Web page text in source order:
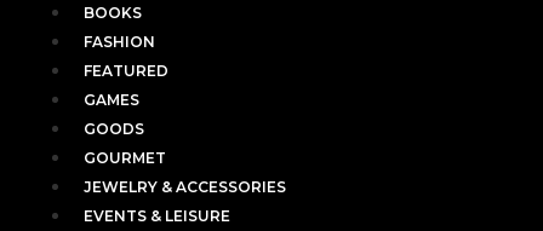
BOOKS
FASHION
FEATURED
GAMES
GOODS
GOURMET
JEWELRY & ACCESSORIES
EVENTS & LEISURE